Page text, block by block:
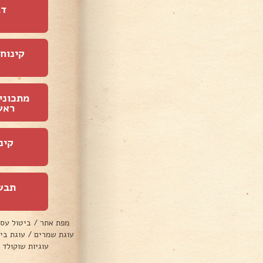
מפת אתר / ביטול
עוגת שמרים / עוגת
עוגיות